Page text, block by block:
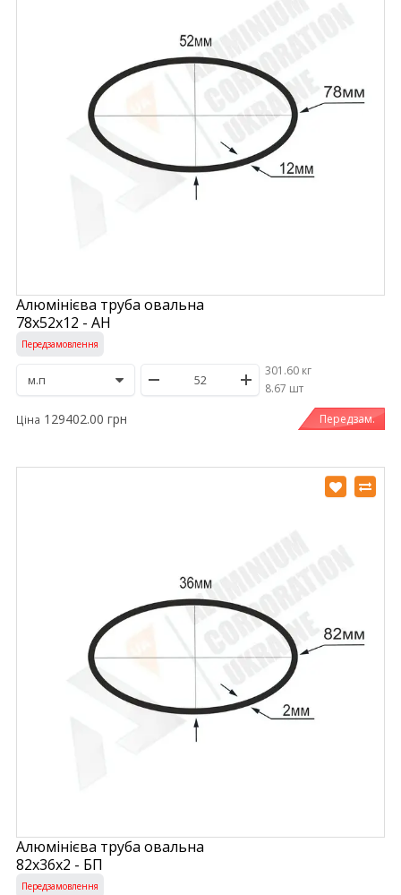
Алюмінієва труба овальна
78х52х12 - АН
Передзамовлення
301.60 кг
/8.67 шт
Ціна 129402.00 грн Передзам.
Алюмінієва труба овальна
82х36х2 - БП
Передзамовлення